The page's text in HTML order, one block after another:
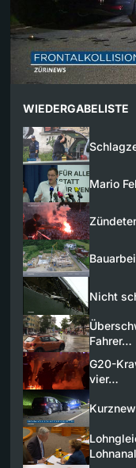
WIEDERGABELISTE
Mario
Nicht
Fahrer…
G20-
vier…